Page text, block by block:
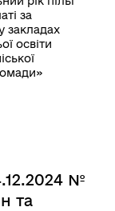
за
закладах
освіти
№
та